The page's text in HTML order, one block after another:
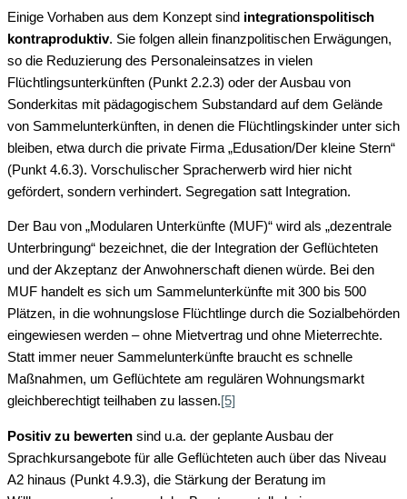
Einige Vorhaben aus dem Konzept sind integrationspolitisch
kontraproduktiv. Sie folgen allein finanzpolitischen Erwägungen,
so die Reduzierung des Personaleinsatzes in vielen
Flüchtlingsunterkünften (Punkt 2.2.3) oder der Ausbau von
Sonderkitas mit pädagogischem Substandard auf dem Gelände
von Sammelunterkünften, in denen die Flüchtlingskinder unter sich
bleiben, etwa durch die private Firma „Edusation/Der kleine Stern“
(Punkt 4.6.3). Vorschulischer Spracherwerb wird hier nicht
gefördert, sondern verhindert. Segregation satt Integration.
Der Bau von „Modularen Unterkünfte (MUF)“ wird als „dezentrale
Unterbringung“ bezeichnet, die der Integration der Geflüchteten
und der Akzeptanz der Anwohnerschaft dienen würde. Bei den
MUF handelt es sich um Sammelunterkünfte mit 300 bis 500
Plätzen, in die wohnungslose Flüchtlinge durch die Sozialbehörden
eingewiesen werden – ohne Mietvertrag und ohne Mieterrechte.
Statt immer neuer Sammelunterkünfte braucht es schnelle
Maßnahmen, um Geflüchtete am regulären Wohnungsmarkt
gleichberechtigt teilhaben zu lassen.[5]
Positiv zu bewerten sind u.a. der geplante Ausbau der
Sprachkursangebote für alle Geflüchteten auch über das Niveau
A2 hinaus (Punkt 4.9.3), die Stärkung der Beratung im